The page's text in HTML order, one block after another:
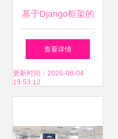
基于Django框架的
医院医患互动信息
服务系统设计与实
查看详情
更新时间：2026-08-04
19:53:12